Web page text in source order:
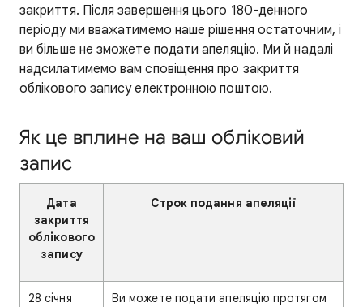
закриття. Після завершення цього 180-денного
періоду ми вважатимемо наше рішення остаточним, і
ви більше не зможете подати апеляцію. Ми й надалі
надсилатимемо вам сповіщення про закриття
облікового запису електронною поштою.
Як це вплине на ваш обліковий
запис
Дата
закриття
облікового
запису
Строк подання апеляції
28 січня
Ви можете подати апеляцію протягом